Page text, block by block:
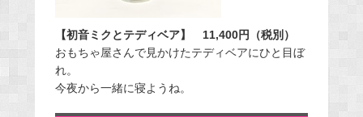
【初音ミクとテディベア】 11,400円（税別）
おもちゃ屋さんで見かけたテディベアにひと目ぼ
れ。
今夜から一緒に寝ようね。